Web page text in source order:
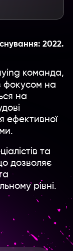
команда,
фокусом на
на
ефективної
та
дозволяє
рівні.
2022.